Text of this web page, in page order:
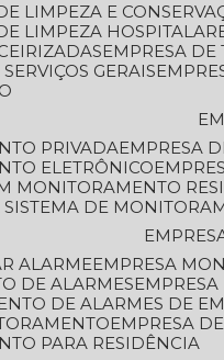
LIMPEZA E
LIMPEZA HOSPITALAR
EMPRESA
GERAIS
PRIVADA
EMPRESA
ELETRÔNICO
MONITORAMENTO
SISTEMA DE
ALARME
EMPRESA
DE ALARMES
DE ALARMES DE
EMPRESA
PARA RESIDÊNCIA